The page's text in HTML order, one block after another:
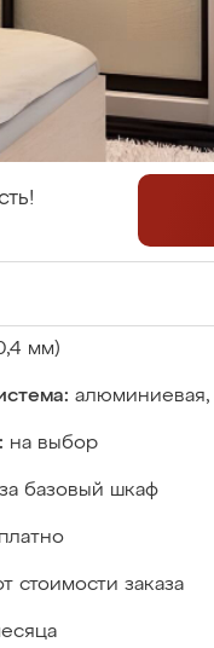
мм)
на выбор
базовый шкаф
стоимости заказа